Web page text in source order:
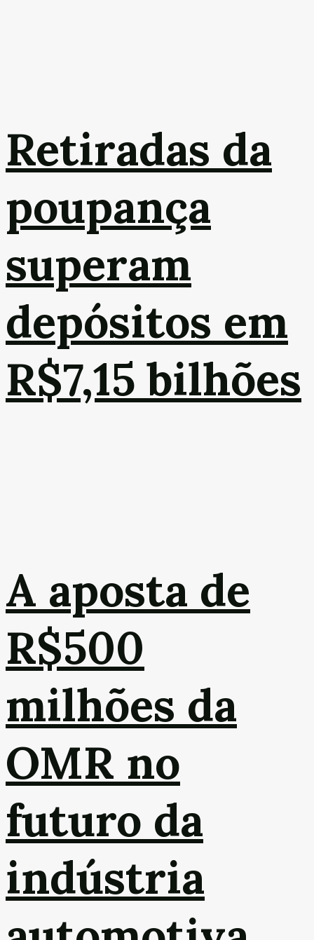
Retiradas da
poupança
superam
depósitos em
R$7,15 bilhões
A aposta de
R$500
milhões da
OMR no
futuro da
indústria